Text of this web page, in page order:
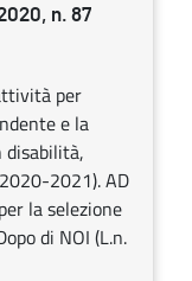
n. 87
per
e la
disabilità,
2021). AD
la selezione
di NOI (L.n.